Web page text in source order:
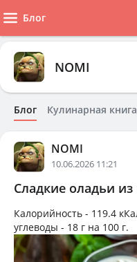
Блог
NOMI
Блог Кулинарная книга
NOMI
10.06.2026 11:21
Сладкие оладьи из
Калорийность - 119.4
углеводы - 18 г на 100 г.